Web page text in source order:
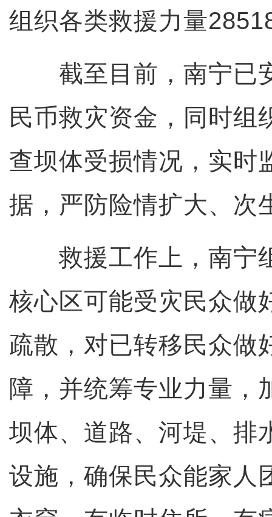
组织各类救援力量
截至目前，南宁已
民币救灾资金，同时组
查坝体受损情况，实时
据，严防险情扩大、次
救援工作上，南宁
核心区可能受灾民众做
疏散，对已转移民众做
障，并统筹专业力量，
坝体、道路、河堤、排
设施，确保民众能家人